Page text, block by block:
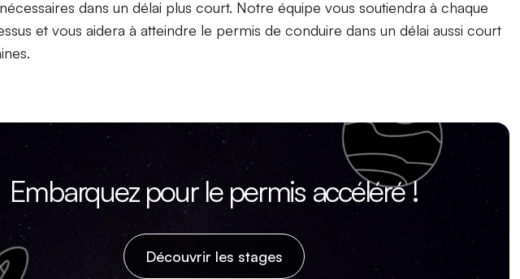
dans un délai plus court. Notre équipe vous soutiendra à chaque
et vous aidera à atteindre le permis de conduire dans un délai aussi court
Embarquez pour le permis accéléré !
Découvrir les stages